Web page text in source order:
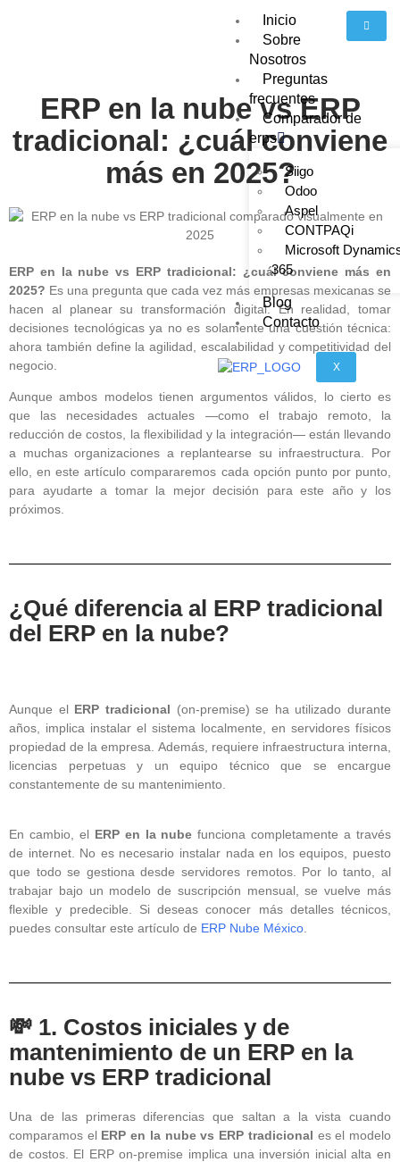
Inicio
Sobre
Nosotros
Preguntas
frecuentes
Comparador de
erps
Siigo
Odoo
Aspel
CONTPAQi
Microsoft
365
Blog
Contacto
X
ERP en la nube vs ERP
tradicional: ¿cuál conviene
más en 2025?
ERP en la nube vs ERP tradicional: ¿cuál conviene más en
2025? Es una pregunta que cada vez más empresas mexicanas se
hacen al planear su transformación digital. En realidad, tomar
decisiones tecnológicas ya no es solamente una cuestión técnica:
ahora también define la agilidad, escalabilidad y competitividad del
negocio.
Aunque ambos modelos tienen argumentos válidos, lo cierto es
que las necesidades actuales —como el trabajo remoto, la
reducción de costos, la flexibilidad y la integración— están llevando
a muchas organizaciones a replantearse su infraestructura. Por
ello, en este artículo compararemos cada opción punto por punto,
para ayudarte a tomar la mejor decisión para este año y los
próximos.
¿Qué diferencia al ERP tradicional
del ERP en la nube?
Aunque el ERP tradicional (on-premise) se ha utilizado durante
años, implica instalar el sistema localmente, en servidores físicos
propiedad de la empresa. Además, requiere infraestructura interna,
licencias perpetuas y un equipo técnico que se encargue
constantemente de su mantenimiento.
En cambio, el ERP en la nube funciona completamente a través
de internet. No es necesario instalar nada en los equipos, puesto
que todo se gestiona desde servidores remotos. Por lo tanto, al
trabajar bajo un modelo de suscripción mensual, se vuelve más
flexible y predecible. Si deseas conocer más detalles técnicos,
puedes consultar este artículo de ERP Nube México
💸 1. Costos iniciales y de
mantenimiento de un ERP en la
nube vs ERP tradicional
Una de las primeras diferencias que saltan a la vista cuando
comparamos el ERP en la nube vs ERP tradicional es el modelo
de costos. El ERP on-premise implica una inversión inicial alta en